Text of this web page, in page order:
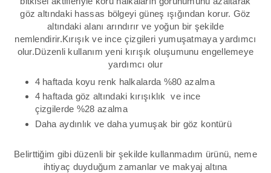
göz altındaki hassas bölgeyi güneş ışığından korur. Göz
altındaki alanı arındırır ve yoğun bir şekilde
nemlendirir.Kırışık ve ince çizgileri yumuşatmaya yardımcı
olur.Düzenli kullanım yeni kırışık oluşumunu engellemeye
yardımcı olur
4 haftada koyu renk halkalarda %80 azalma
4 haftada göz altındaki kırışıklık ve ince
çizgilerde %28 azalma
Daha aydınlık ve daha yumuşak bir göz kontürü
Belirttiğim gibi düzenli bir şekilde kullanmadım ürünü, neme
ihtiyaç duyduğum zamanlar ve makyaj altına